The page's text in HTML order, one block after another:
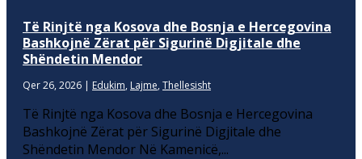
Të Rinjtë nga Kosova dhe Bosnja e Hercegovina
Bashkojnë Zërat për Sigurinë Digjitale dhe
Shëndetin Mendor
Qer 26, 2026 | Edukim, Lajme, Thellesisht
Të Rinjtë nga Kosova dhe Bosnja e Hercegovina
Bashkojnë Zërat për Sigurinë Digjitale dhe
Shëndetin Mendor Në Kamenicë,...